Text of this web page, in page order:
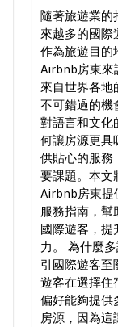
隨著旅遊業的
來越多的國際
作為旅遊目的
Airbnb房東來
來自世界各地
不可錯過的機
對語言和文化
何讓房源更具
供貼心的服務
要課題。本文
Airbnb房東提
服務指南，幫
國際遊客，提
力。 為什麼
引國際遊客至
遊客在選擇住
偏好能夠提供
房源，因為這